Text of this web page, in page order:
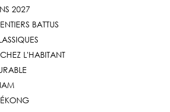
2027
BATTUS
L'HABITANT